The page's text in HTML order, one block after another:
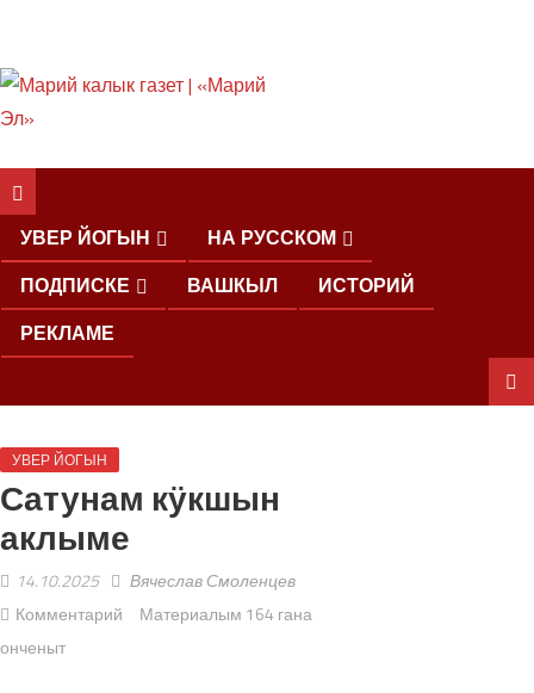
УВЕР ЙОГЫН
НА РУССКОМ
ПОДПИСКЕ
ВАШКЫЛ
ИСТОРИЙ
РЕКЛАМЕ
УВЕР ЙОГЫН
Сатунам кӱкшын
аклыме
14.10.2025
Вячеслав Смоленцев
Комментарий
Материалым 164 гана
онченыт